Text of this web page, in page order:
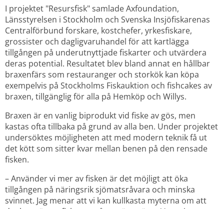
I projektet "Resursfisk" samlade Axfoundation,
Länsstyrelsen i Stockholm och Svenska Insjöfiskarenas
Centralförbund forskare, kostchefer, yrkesfiskare,
grossister och dagligvaruhandel för att kartlägga
tillgången på underutnyttjade fiskarter och utvärdera
deras potential. Resultatet blev bland annat en hållbar
braxenfärs som restauranger och storkök kan köpa
exempelvis på Stockholms Fiskauktion och fishcakes av
braxen, tillgänglig för alla på Hemköp och Willys.
Braxen är en vanlig biprodukt vid fiske av gös, men
kastas ofta tillbaka på grund av alla ben. Under projektet
undersöktes möjligheten att med modern teknik få ut
det kött som sitter kvar mellan benen på den rensade
fisken.
– Använder vi mer av fisken är det möjligt att öka
tillgången på näringsrik sjömatsråvara och minska
svinnet. Jag menar att vi kan kullkasta myterna om att